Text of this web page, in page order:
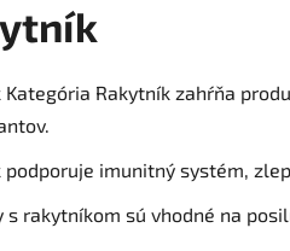
Kategória Rakytník zahŕňa
podporuje imunitný systém,
s rakytníkom sú vhodné na